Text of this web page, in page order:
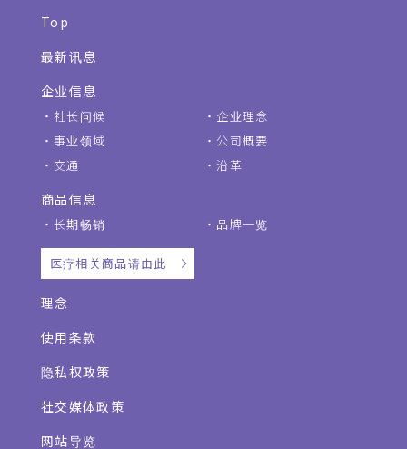
Top
最新讯息
企业信息
社长问候
企业理念
事业领域
公司概要
交通
沿革
商品信息
长期畅销 品牌一览
医疗相关商品请由此
理念
使用条款
隐私权政策
社交媒体政策
网站导览